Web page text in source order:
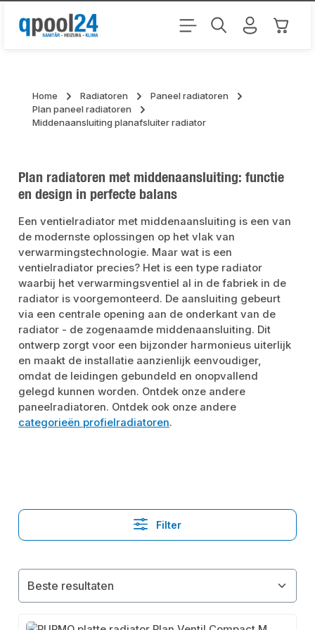
Ga naar de hoofdinhoud
Home Radiatoren
Paneel radiatoren
Plan paneel radiatoren
Middenaansluiting planafsluiter radiator
Plan radiatoren met middenaansluiting: functie
en design in perfecte balans
Een ventielradiator met middenaansluiting is een van
de modernste oplossingen op het vlak van
verwarmingstechnologie. Maar wat is een
ventielradiator precies? Het is een type radiator
waarbij het verwarmingsventiel al in de fabriek in de
radiator is voorgemonteerd. De aansluiting gebeurt
via een centrale opening aan de onderkant van de
radiator - de zogenaamde middenaansluiting. Dit
ontwerp zorgt voor een bijzonder harmonieus uiterlijk
en maakt de installatie aanzienlijk eenvoudiger,
omdat de leidingen gebundeld en onopvallend
gelegd kunnen worden. Ontdek onze andere
paneelradiatoren. Ontdek ook onze andere
categorieën profielradiatoren.
Filter